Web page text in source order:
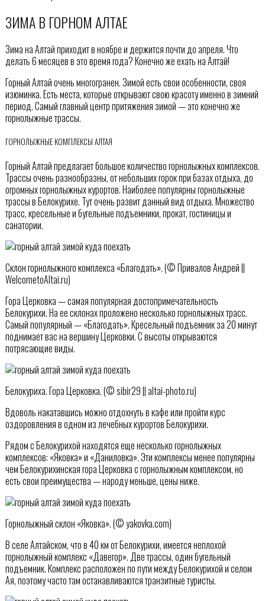
ЗИМА В ГОРНОМ АЛТАЕ
Зима на Алтай приходит в ноябре и держится почти до апреля. Что
делать 6 месяцев в это время года? Конечно же ехать на Алтай!
Горный Алтай очень многогранен. Зимой есть свои особенности, своя
изюминка. Есть места, которые открывают свою красоту именно в зимний
период. Самый главный центр притяжения зимой — это конечно же
горнолыжные трассы.
ГОРНОЛЫЖНЫЕ КОМПЛЕКСЫ АЛТАЯ
Горный Алтай предлагает большое количество горнолыжных комплексов.
Трассы очень разнообразны, от небольших горок при базах отдыха, до
огромных горнолыжных курортов. Наиболее популярны горнолыжные
трассы в Белокурихе. Тут очень развит данный вид отдыха. Множество
трасс, кресельные и бугельные подъемники, прокат, гостиницы и
санатории.
Склон горнолыжного комплекса «Благодать». (© Привалов Андрей ||
WelcometoAltai.ru)
Гора Церковка — самая популярная достопримечательность
Белокурихи. На ее склонах проложено несколько горнолыжных трасс.
Самый популярный — «Благодать». Кресельный подъемник за 20 минут
поднимает вас на вершину Церковки. С высоты открываются
потрясающие виды.
Белокуриха. Гора Церковка. (© sibir29 || altai-photo.ru)
Вдоволь накатавшись можно отдохнуть в кафе или пройти курс
оздоровления в одном из лечебных курортов Белокурихи.
Рядом с Белокурихой находятся еще несколько горнолыжных
комплексов: «Яковка» и «Даниловка». Эти комплексы менее популярны
чем Белокурихинская гора Церковка с горнолыжным комплексом, но
есть свои преимущества — народу меньше, цены ниже.
Горнолыжный склон «Яковка». (© yakovka.com)
В селе Алтайском, что в 40 км от Белокурихи, имеется неплохой
горнолыжный комплекс «Давегор». Две трассы, один бугельный
подъемник. Комплекс расположен по пути между Белокурихой и селом
Ая, поэтому часто там останавливаются транзитные туристы.